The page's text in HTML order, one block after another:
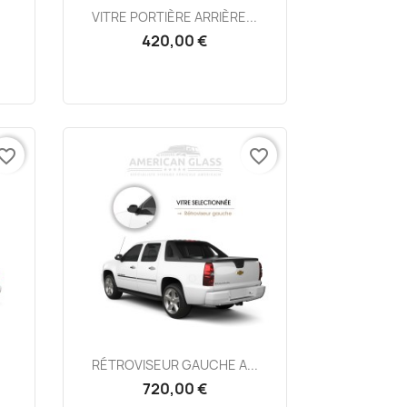
Aperçu rapide
VITRE PORTIÈRE ARRIÈRE...
420,00 €
Aperçu rapide
RÉTROVISEUR GAUCHE A...
720,00 €
favorite_border